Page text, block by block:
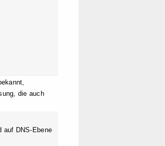
die auch
auf DNS-Ebene